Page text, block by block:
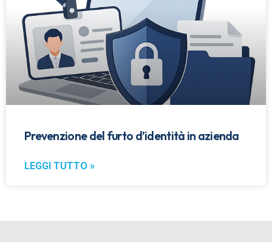
Prevenzione del furto d’identità in azienda
LEGGI TUTTO »